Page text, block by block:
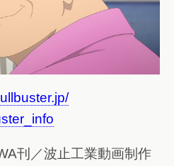
刊／波止工業動画制作